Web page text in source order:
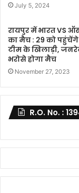
July 5, 2024
रायपुर में भारत VS
का मैच : 29 को पहुंचेंगे
टीम के खिलाड़ी,
भरोसे होगा मैच
November 27, 2023
R.O. No. :